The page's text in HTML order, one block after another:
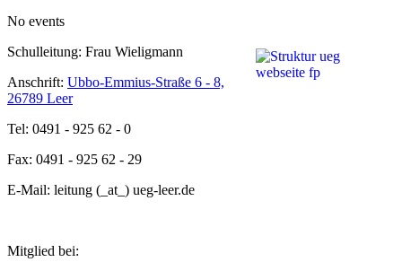
No events
Schulleitung: Frau Wieligmann
Anschrift: Ubbo-Emmius-Straße 6 - 8,
26789 Leer
Tel: 0491 - 925 62 - 0
Fax: 0491 - 925 62 - 29
E-Mail: leitung (_at_) ueg-leer.de
Mitglied bei: